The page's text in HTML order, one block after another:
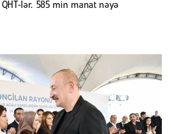
lər. 585 min manat nəyə